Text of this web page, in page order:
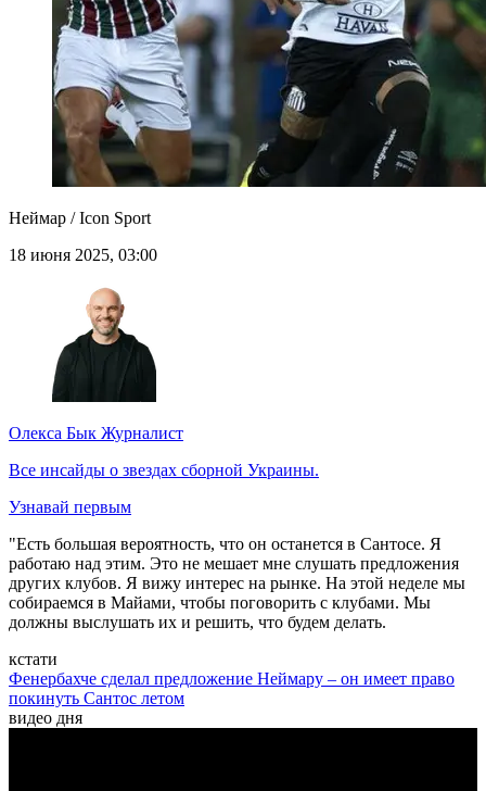
Неймар / Icon Sport
18 июня 2025, 03:00
Олекса Бык Журналист
Все инсайды о звездах сборной Украины.
Узнавай первым
"Есть большая вероятность, что он останется в Сантосе. Я
работаю над этим. Это не мешает мне слушать предложения
других клубов. Я вижу интерес на рынке. На этой неделе мы
собираемся в Майами, чтобы поговорить с клубами. Мы
должны выслушать их и решить, что будем делать.
кстати
Фенербахче сделал предложение Неймару – он имеет право
покинуть Сантос летом
видео дня